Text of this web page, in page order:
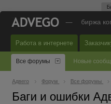
— биржа
Работа в интернете
Все форумы Новые
Адвего Форум Все форумы
Баги и ошибки